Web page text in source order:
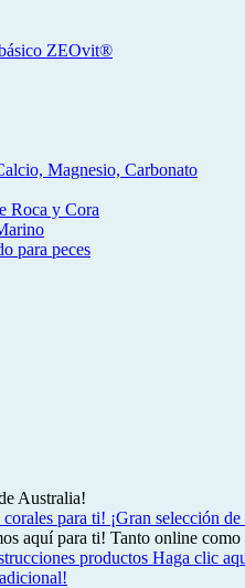
ZEOvit®
Magnesio, Carbonato
Roca y Cora
para peces
Australia!
¡Gran selección
aquí para ti! Tanto online como
Haga clic